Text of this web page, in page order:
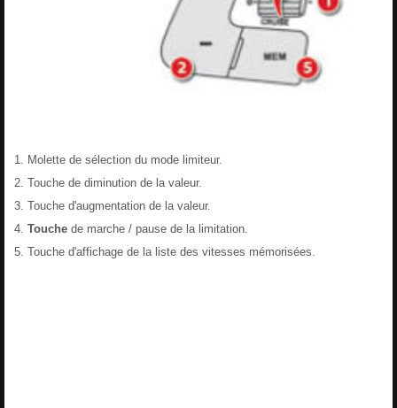
Molette de sélection du mode limiteur.
Touche de diminution de la valeur.
Touche d'augmentation de la valeur.
Touche de marche / pause de la limitation.
Touche d'affichage de la liste des vitesses mémorisées.